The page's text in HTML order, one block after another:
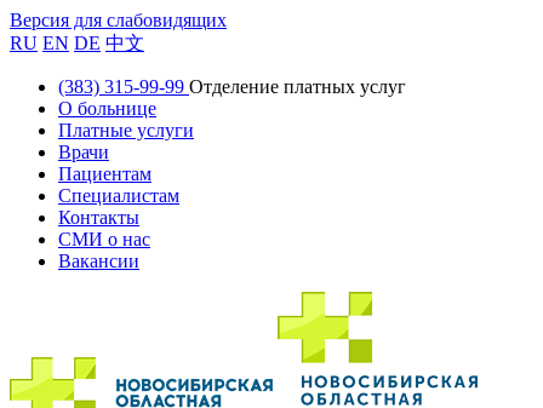
Версия для слабовидящих
RU EN DE 中文
(383) 315-99-99 Отделение платных услуг
О больнице
Платные услуги
Врачи
Пациентам
Специалистам
Контакты
СМИ о нас
Вакансии